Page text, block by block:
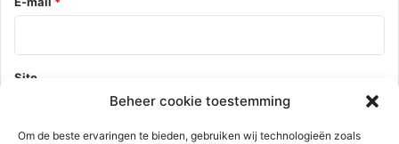
Beheer cookie toestemming
Om de beste ervaringen te bieden, gebruiken wij technologieën zoals
Site